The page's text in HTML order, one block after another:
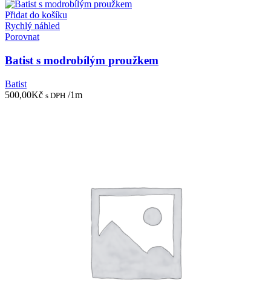
Přidat do košíku
Rychlý náhled
Porovnat
Batist s modrobílým proužkem
Batist
500,00Kč s DPH /1m